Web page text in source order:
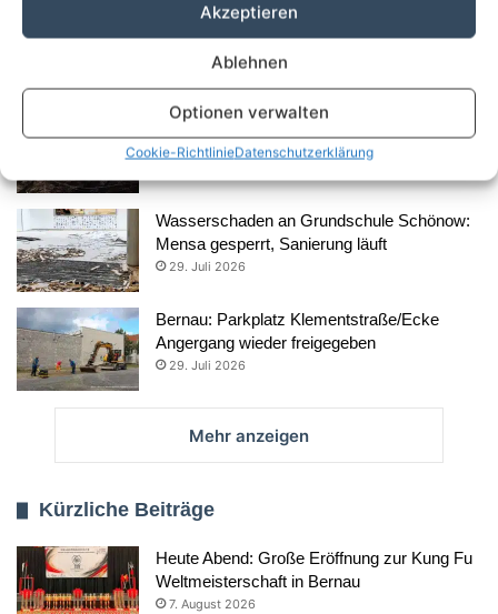
Akzeptieren
Ablehnen
Optionen verwalten
Cookie-RichtlinieDatenschutzerklärung
Dem Himmel so nah: Sonnenfinsternis auf
31. Juli 2026
Neue Löschwasserbrunnen für den Bernauer
Stadtforst
Wasserschaden an Grundschule Schönow:
Mensa gesperrt, Sanierung läuft
29. Juli 2026
Bernau: Parkplatz Klementstraße/Ecke
Angergang wieder freigegeben
29. Juli 2026
Mehr anzeigen
Kürzliche Beiträge
Heute Abend: Große Eröffnung zur Kung Fu
Weltmeisterschaft in Bernau
7. August 2026